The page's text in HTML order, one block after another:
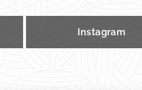
Instagram